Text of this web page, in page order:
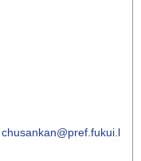
chusankan@pref.fukui.l